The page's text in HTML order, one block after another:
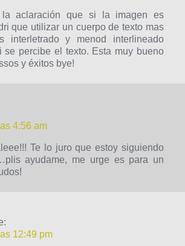
la aclaración que si la imagen es
que utilizar un cuerpo de texto mas
interletrado y menod interlineado
se percibe el texto. Esta muy bueno
y éxitos bye!
4:56 am
Te lo juro que estoy siguiendo
ayudame, me urge es para un
12:49 pm